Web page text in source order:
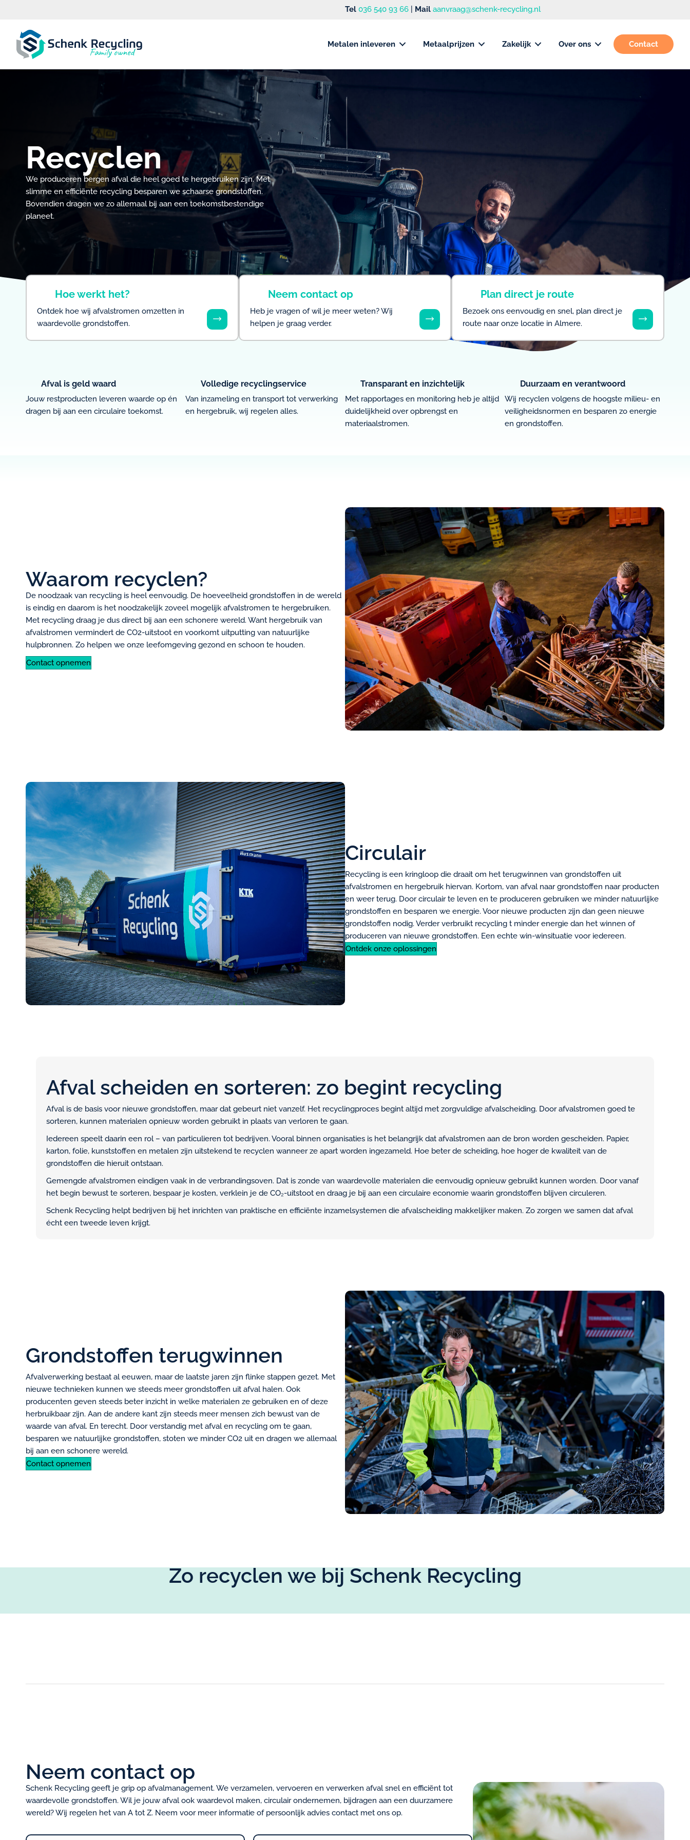
Tel 036 540 93 66 Mail aanvraag@schenk-recycling.nl
Metalen inleveren Metaalprijzen Zakelijk Over ons Contact
Recyclen
We produceren bergen afval die heel goed te hergebruiken zijn. Met
slimme en efficiënte recycling besparen we schaarse grondstoffen.
Bovendien dragen we zo allemaal bij aan een toekomstbestendige
planeet.
Hoe werkt het?
Ontdek hoe wij afvalstromen omzetten in
waardevolle grondstoffen.
Neem contact op
Heb je vragen of wil je meer weten? Wij
helpen je graag verder.
Plan direct je route
Bezoek ons eenvoudig en snel, plan direct je
route naar onze locatie in Almere.
Afval is geld waard
Jouw restproducten leveren waarde op én
dragen bij aan een circulaire toekomst.
Volledige recyclingservice
Van inzameling en transport tot verwerking
en hergebruik, wij regelen alles.
Transparant en inzichtelijk
Met rapportages en monitoring heb je altijd
duidelijkheid over opbrengst en
materiaalstromen.
Duurzaam en verantwoord
Wij recyclen volgens de hoogste milieu- en
veiligheidsnormen en besparen zo energie
en grondstoffen.
Waarom recyclen?
De noodzaak van recycling is heel eenvoudig. De hoeveelheid grondstoffen in de wereld
is eindig en daarom is het noodzakelijk zoveel mogelijk afvalstromen te hergebruiken.
Met recycling draag je dus direct bij aan een schonere wereld. Want hergebruik van
afvalstromen vermindert de CO2-uitstoot en voorkomt uitputting van natuurlijke
hulpbronnen. Zo helpen we onze leefomgeving gezond en schoon te houden.
Contact opnemen
Circulair
Recycling is een kringloop die draait om het terugwinnen van grondstoffen uit
afvalstromen en hergebruik hiervan. Kortom, van afval naar grondstoffen naar producten
en weer terug. Door circulair te leven en te produceren gebruiken we minder natuurlijke
grondstoffen en besparen we energie. Voor nieuwe producten zijn dan geen nieuwe
grondstoffen nodig. Verder verbruikt recycling t minder energie dan het winnen of
produceren van nieuwe grondstoffen. Een echte win-winsituatie voor iedereen.
Ontdek onze oplossingen
Afval scheiden en sorteren: zo begint recycling
Afval is de basis voor nieuwe grondstoffen, maar dat gebeurt niet vanzelf. Het recyclingproces begint altijd met zorgvuldige afvalscheiding. Door afvalstromen goed te
sorteren, kunnen materialen opnieuw worden gebruikt in plaats van verloren te gaan.
Iedereen speelt daarin een rol – van particulieren tot bedrijven. Vooral binnen organisaties is het belangrijk dat afvalstromen aan de bron worden gescheiden. Papier,
karton, folie, kunststoffen en metalen zijn uitstekend te recyclen wanneer ze apart worden ingezameld. Hoe beter de scheiding, hoe hoger de kwaliteit van de
grondstoffen die hieruit ontstaan.
Gemengde afvalstromen eindigen vaak in de verbrandingsoven. Dat is zonde van waardevolle materialen die eenvoudig opnieuw gebruikt kunnen worden. Door vanaf
het begin bewust te sorteren, bespaar je kosten, verklein je de CO₂-uitstoot en draag je bij aan een circulaire economie waarin grondstoffen blijven circuleren.
Schenk Recycling helpt bedrijven bij het inrichten van praktische en efficiënte inzamelsystemen die afvalscheiding makkelijker maken. Zo zorgen we samen dat afval
écht een tweede leven krijgt.
Grondstoffen terugwinnen
Afvalverwerking bestaat al eeuwen, maar de laatste jaren zijn flinke stappen gezet. Met
nieuwe technieken kunnen we steeds meer grondstoffen uit afval halen. Ook
producenten geven steeds beter inzicht in welke materialen ze gebruiken en of deze
herbruikbaar zijn. Aan de andere kant zijn steeds meer mensen zich bewust van de
waarde van afval. En terecht. Door verstandig met afval en recycling om te gaan,
besparen we natuurlijke grondstoffen, stoten we minder CO2 uit en dragen we allemaal
bij aan een schonere wereld.
Contact opnemen
Zo recyclen we bij Schenk Recycling
Neem contact op
Schenk Recycling geeft je grip op afvalmanagement. We verzamelen, vervoeren en verwerken afval snel en efficiënt tot
waardevolle grondstoffen. Wil je jouw afval ook waardevol maken, circulair ondernemen, bijdragen aan een duurzamere
wereld? Wij regelen het van A tot Z. Neem voor meer informatie of persoonlijk advies contact met ons op.